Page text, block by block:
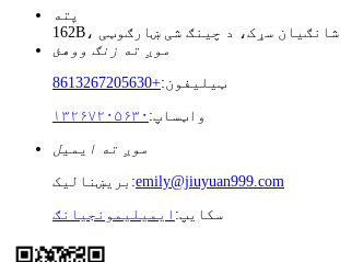
پته
162B، شانګیان سړک، د چینګ شی ښارګوټی
موږ ته زنګ ووهئ
ټیلیفون:+8613267205630
واټساپ: ۱۳۲۶۷۲۰۵۶۳۰
موږ ته ایمیل
بریښنالیک:emily@jiuyuan999.com
سکایپ: ایمیلیمونجیانګ